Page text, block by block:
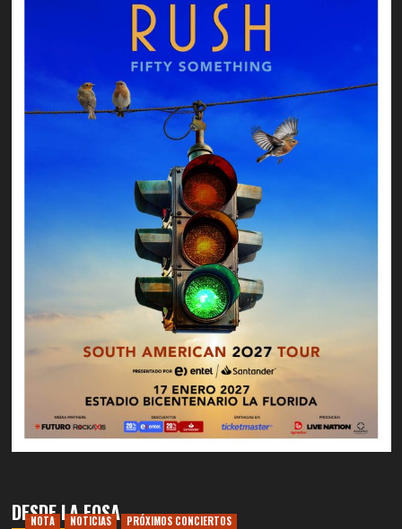
DESDE LA FOSA
NOTA NOTICIAS PRÓXIMOS CONCIERTOS